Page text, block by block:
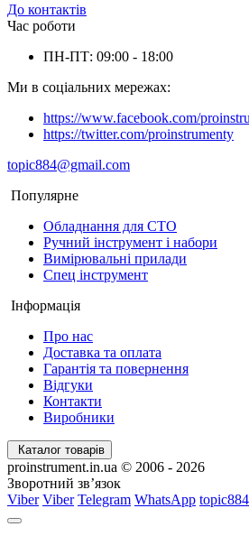
До контактів
Час роботи
ПН-ПТ: 09:00 - 18:00
Ми в соціальних мережах:
https://www.facebook.com/
https://twitter.com/proinstrumenty
topic884@gmail.com
Популярне
Обладнання для СТО
Ручний інструмент і набори
Вимірювальні прилади
Спец інструмент
Інформація
Про нас
Доставка та оплата
Гарантія та повернення
Відгуки
Контакти
Виробники
Каталог товарів
proinstrument.in.ua © 2006 - 2026
Зворотний зв’язок
Viber Viber Telegram WhatsApp